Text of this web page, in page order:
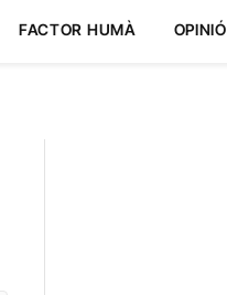
FACTOR HUMÀ OPINIÓ